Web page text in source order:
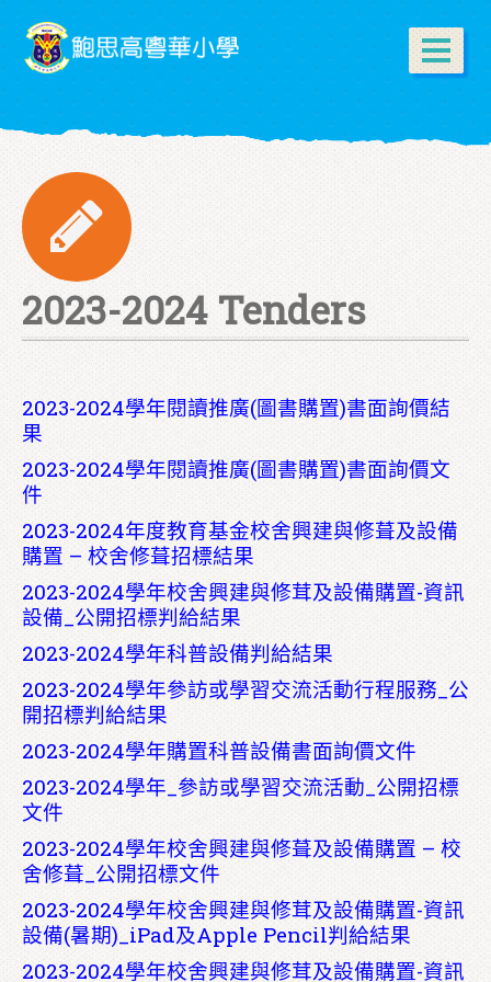
2023-2024 Tenders
2023-2024學年閱讀推廣(圖書購置)書面詢價結
果
2023-2024學年閱讀推廣(圖書購置)書面詢價文
件
2023-2024年度教育基金校舍興建與修葺及設備
購置 – 校舍修葺招標結果
2023-2024學年校舍興建與修茸及設備購置-資訊
設備_公開招標判給結果
2023-2024學年科普設備判給結果
2023-2024學年參訪或學習交流活動行程服務_公
開招標判給結果
2023-2024學年購置科普設備書面詢價文件
2023-2024學年_參訪或學習交流活動_公開招標
文件
2023-2024學年校舍興建與修葺及設備購置 – 校
舍修葺_公開招標文件
2023-2024學年校舍興建與修茸及設備購置-資訊
設備(暑期)_iPad及Apple Pencil判給結果
2023-2024學年校舍興建與修茸及設備購置-資訊